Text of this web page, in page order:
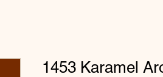
1453 Karamel